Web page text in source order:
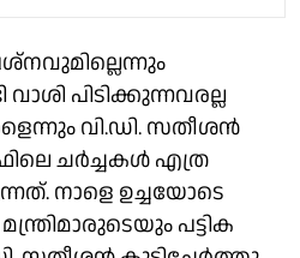
പിടിക്കുന്നവരല്ല
വി.ഡി. സതീശൻ
ചർച്ചകൾ എത്ര
നാളെ ഉച്ചയോടെ
പട്ടിക